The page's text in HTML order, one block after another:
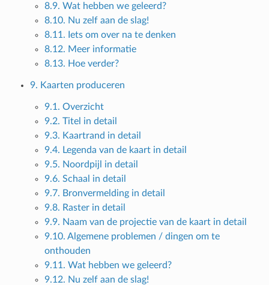
8.9. Wat hebben we geleerd?
8.10. Nu zelf aan de slag!
8.11. Iets om over na te denken
8.12. Meer informatie
8.13. Hoe verder?
9. Kaarten produceren
9.1. Overzicht
9.2. Titel in detail
9.3. Kaartrand in detail
9.4. Legenda van de kaart in detail
9.5. Noordpijl in detail
9.6. Schaal in detail
9.7. Bronvermelding in detail
9.8. Raster in detail
9.9. Naam van de projectie van de kaart in detail
9.10. Algemene problemen / dingen om te
onthouden
9.11. Wat hebben we geleerd?
9.12. Nu zelf aan de slag!